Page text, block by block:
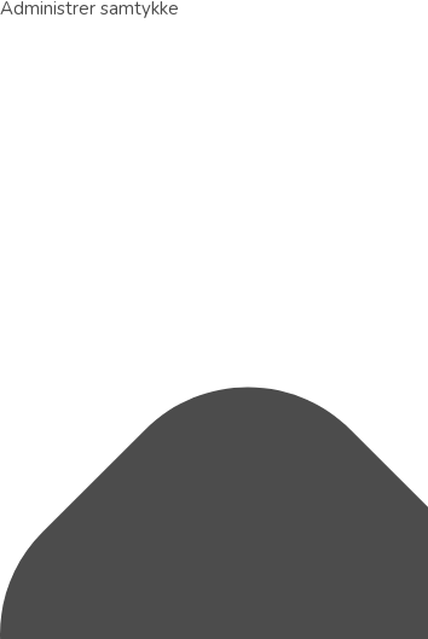
Administrer samtykke